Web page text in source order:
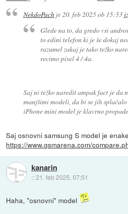
NekdoPachje 20. feb 2025 ob 15:53
Glede na to, da gredo vsi
to edini telefon ki je še dokaj
razumel zakaj je tako težko
recimo pixel 4 / 4a.
Saj ni težko naredit ampak fact je da
manjšimi modeli, da bi se jih
iPhone mini model je klavrno
Saj osnovni samsung S model je
https://www.gsmarena.com/
kanarin
::21. feb 2025, 07:51
Haha, "osnovni" model